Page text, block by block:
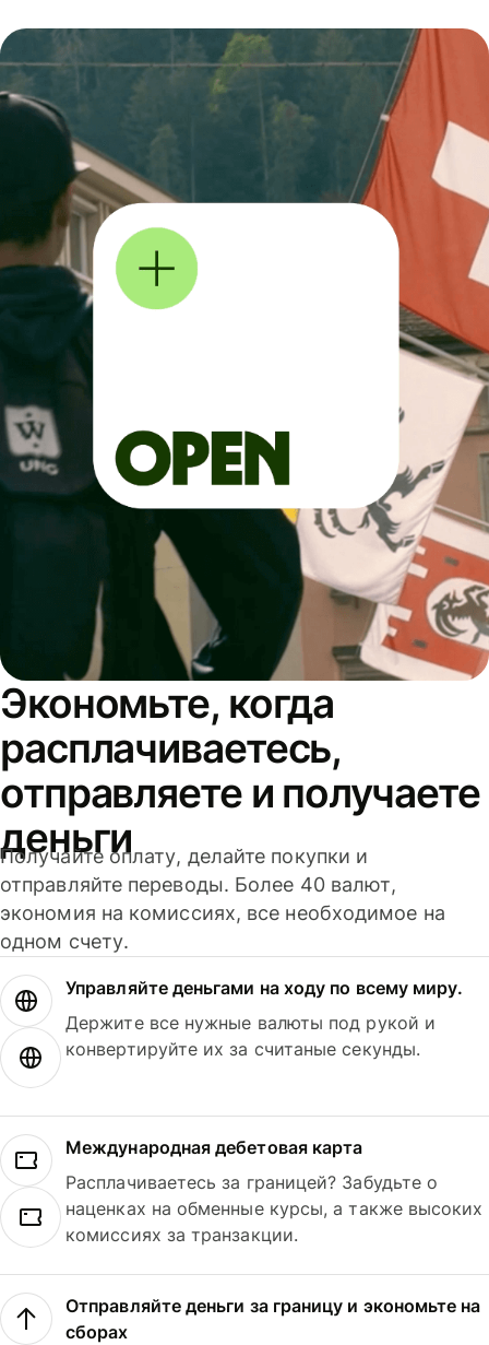
Экономьте, когда
расплачиваетесь,
отправляете и получаете
деньги
Получайте оплату, делайте покупки и
отправляйте переводы. Более 40 валют,
экономия на комиссиях, все необходимое на
одном счету.
Управляйте деньгами на ходу по всему миру.
Держите все нужные валюты под рукой и
конвертируйте их за считаные секунды.
Международная дебетовая карта
Расплачиваетесь за границей? Забудьте о
наценках на обменные курсы, а также высоких
комиссиях за транзакции.
Отправляйте деньги за границу и экономьте на
сборах